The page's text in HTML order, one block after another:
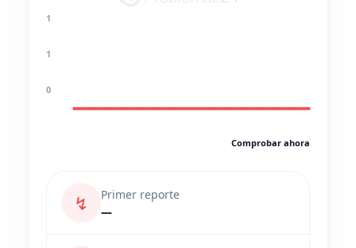
1
1
0
Comprobar ahora
↯
Primer reporte
—